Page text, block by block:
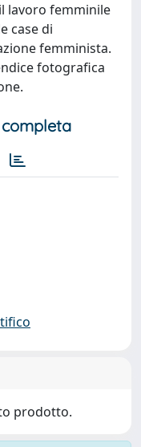
lavoro femminile
case di
femminista.
fotografica
prodotto.